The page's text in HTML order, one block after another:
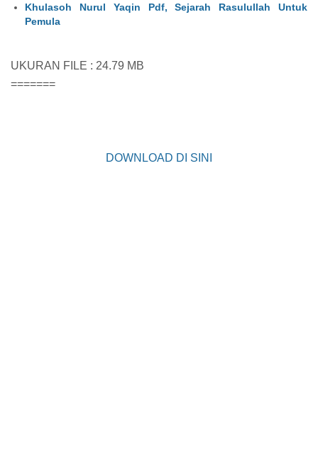
Khulasoh Nurul Yaqin Pdf, Sejarah Rasulullah Untuk
Pemula
UKURAN FILE : 24.79 MB
=======
DOWNLOAD DI SINI